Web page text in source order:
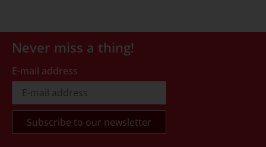
Never miss a thing!
E-mail address